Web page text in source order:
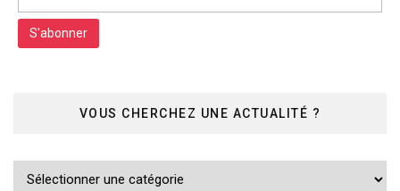
VOUS CHERCHEZ UNE ACTUALITÉ ?
Vous